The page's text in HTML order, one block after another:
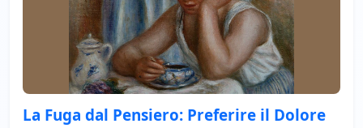
La Fuga dal Pensiero: Preferire il Dolore